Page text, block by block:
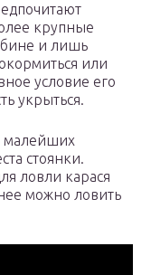
крупные
и лишь
или
условие его
укрыться.
малейших
стоянки.
ловли карася
можно ловить